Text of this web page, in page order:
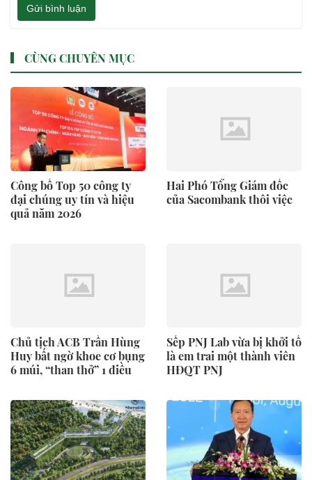
Gửi bình luận
CÙNG CHUYÊN MỤC
Công bố Top 50 công ty
đại chúng uy tín và hiệu
quả năm 2026
Hai Phó Tổng Giám đốc
của Sacombank thôi việc
Chủ tịch ACB Trần Hùng
Huy bất ngờ khoe cơ bụng
6 múi, “than thở” 1 điều
Sếp PNJ Lab vừa bị khởi tố
là em trai một thành viên
HĐQT PNJ